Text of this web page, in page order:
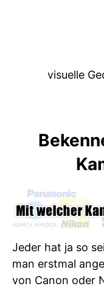
visuelle
Jeder hat ja so
man erstmal
von Canon oder